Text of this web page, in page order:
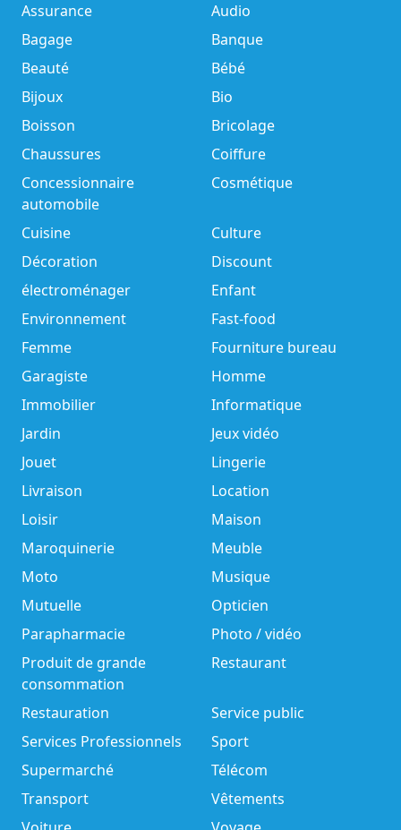
Assurance
Audio
Bagage
Banque
Beauté
Bébé
Bijoux
Bio
Boisson
Bricolage
Chaussures
Coiffure
Concessionnaire
automobile
Cosmétique
Cuisine
Culture
Décoration
Discount
électroménager
Enfant
Environnement
Fast-food
Femme
Fourniture bureau
Garagiste
Homme
Immobilier
Informatique
Jardin
Jeux vidéo
Jouet
Lingerie
Livraison
Location
Loisir
Maison
Maroquinerie
Meuble
Moto
Musique
Mutuelle
Opticien
Parapharmacie
Photo / vidéo
Produit de grande
consommation
Restaurant
Restauration
Service public
Services Professionnels
Sport
Supermarché
Télécom
Transport
Vêtements